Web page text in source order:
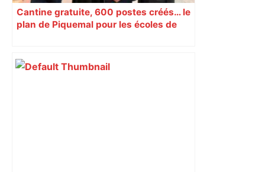
Cantine gratuite, 600 postes créés… le
plan de Piquemal pour les écoles de